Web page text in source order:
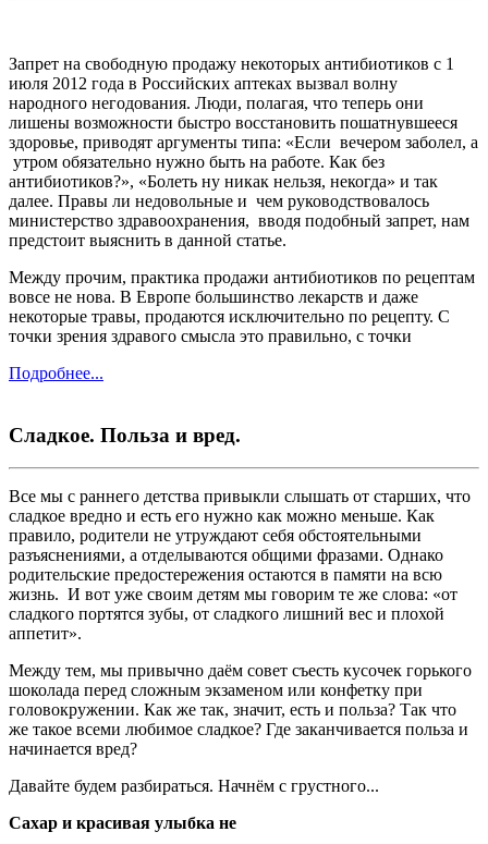
Запрет на свободную продажу некоторых антибиотиков с 1
июля 2012 года в Российских аптеках вызвал волну
народного негодования. Люди, полагая, что теперь они
лишены возможности быстро восстановить пошатнувшееся
здоровье, приводят аргументы типа: «Если вечером заболел, а
утром обязательно нужно быть на работе. Как без
антибиотиков?», «Болеть ну никак нельзя, некогда» и так
далее. Правы ли недовольные и чем руководствовалось
министерство здравоохранения, вводя подобный запрет, нам
предстоит выяснить в данной статье.
Между прочим, практика продажи антибиотиков по рецептам
вовсе не нова. В Европе большинство лекарств и даже
некоторые травы, продаются исключительно по рецепту. С
точки зрения здравого смысла это правильно, с точки
Подробнее...
Сладкое. Польза и вред.
Все мы с раннего детства привыкли слышать от старших, что
сладкое вредно и есть его нужно как можно меньше. Как
правило, родители не утруждают себя обстоятельными
разъяснениями, а отделываются общими фразами. Однако
родительские предостережения остаются в памяти на всю
жизнь. И вот уже своим детям мы говорим те же слова: «от
сладкого портятся зубы, от сладкого лишний вес и плохой
аппетит».
Между тем, мы привычно даём совет съесть кусочек горького
шоколада перед сложным экзаменом или конфетку при
головокружении. Как же так, значит, есть и польза? Так что
же такое всеми любимое сладкое? Где заканчивается польза и
начинается вред?
Давайте будем разбираться. Начнём с грустного...
Сахар и красивая улыбка не